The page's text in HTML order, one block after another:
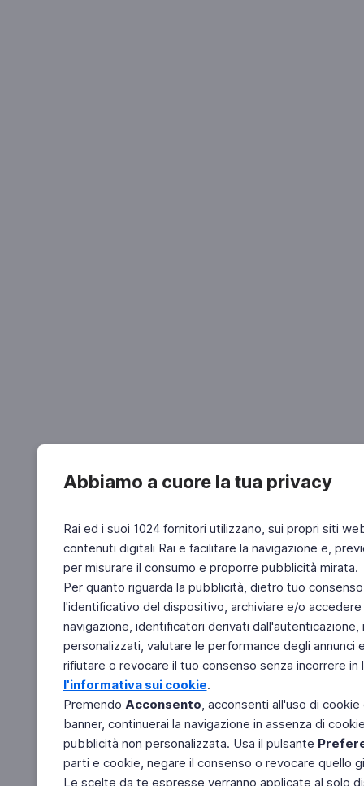
Abbiamo a cuore la tua privacy
Rai ed i suoi 1024 fornitori utilizzano, sui propri siti
contenuti digitali Rai e facilitare la navigazione e,
per misurare il consumo e proporre pubblicità mirata.
Per quanto riguarda la pubblicità, dietro tuo
l'identificativo del dispositivo, archiviare e/o
navigazione, identificatori derivati
personalizzati, valutare le performance degli
rifiutare o revocare il tuo consenso senza incorrere
l'informativa sui cookie.
Premendo Acconsento, acconsenti all'uso di
banner, continuerai la navigazione in assenza di
pubblicità non personalizzata. Usa il pulsante
parti e cookie, negare il consenso o revocare quello
Le scelte da te espresse verranno applicate al solo